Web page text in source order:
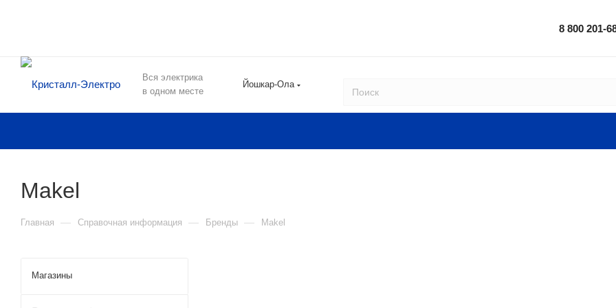
8 800 201-
Вся электрика
в одном месте
Йошкар-Ола
Makel
Главная — Справочная информация — Бренды — Makel
Магазины